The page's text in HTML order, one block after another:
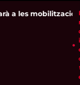
a les